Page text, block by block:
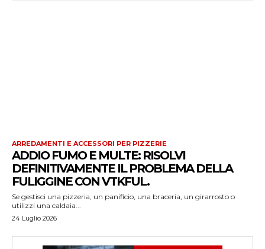
ARREDAMENTI E ACCESSORI PER PIZZERIE
ADDIO FUMO E MULTE: RISOLVI
DEFINITIVAMENTE IL PROBLEMA DELLA
FULIGGINE CON VTKFUL.
Se gestisci una pizzeria, un panificio, una braceria, un girarrosto o
utilizzi una caldaia...
24 Luglio 2026